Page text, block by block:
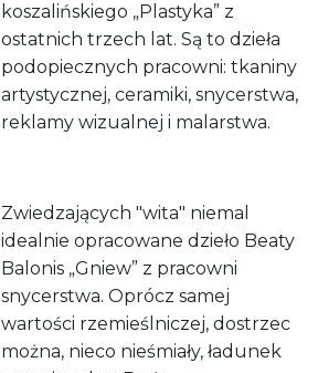
koszalińskiego „Plastyka” z
ostatnich trzech lat. Są to dzieła
podopiecznych pracowni: tkaniny
artystycznej, ceramiki, snycerstwa,
reklamy wizualnej i malarstwa.
Zwiedzających "wita" niemal
idealnie opracowane dzieło Beaty
Balonis „Gniew” z pracowni
snycerstwa. Oprócz samej
wartości rzemieślniczej, dostrzec
można, nieco nieśmiały, ładunek